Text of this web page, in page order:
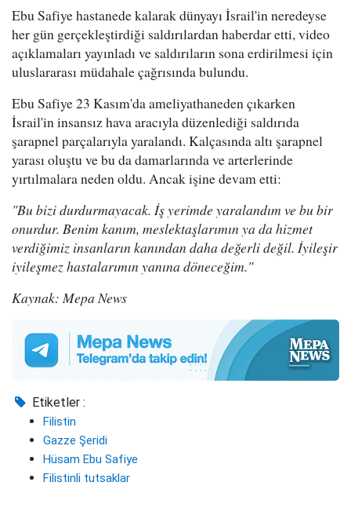
Ebu Safiye hastanede kalarak dünyayı İsrail'in neredeyse
her gün gerçekleştirdiği saldırılardan haberdar etti, video
açıklamaları yayınladı ve saldırıların sona erdirilmesi için
uluslararası müdahale çağrısında bulundu.
Ebu Safiye 23 Kasım'da ameliyathaneden çıkarken
İsrail'in insansız hava aracıyla düzenlediği saldırıda
şarapnel parçalarıyla yaralandı. Kalçasında altı şarapnel
yarası oluştu ve bu da damarlarında ve arterlerinde
yırtılmalara neden oldu. Ancak işine devam etti:
"Bu bizi durdurmayacak. İş yerimde yaralandım ve bu bir
onurdur. Benim kanım, meslektaşlarımın ya da hizmet
verdiğimiz insanların kanından daha değerli değil. İyileşir
iyileşmez hastalarımın yanına döneceğim."
Kaynak: Mepa News
Etiketler :
Filistin
Gazze Şeridi
Hüsam Ebu Safiye
Filistinli tutsaklar